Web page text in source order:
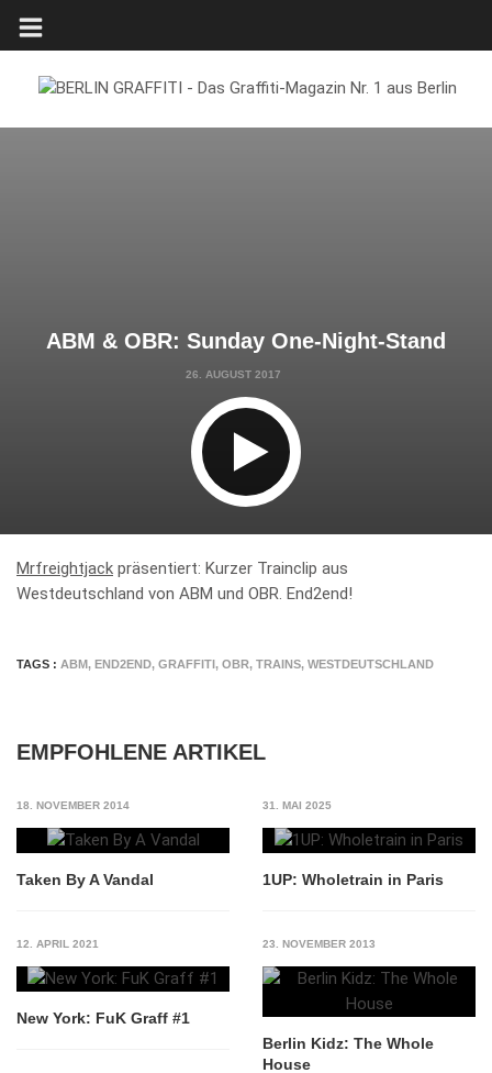
ABM & OBR: Sunday One-Night-Stand
26. AUGUST 2017
Mrfreightjack präsentiert: Kurzer Trainclip aus
Westdeutschland von ABM und OBR. End2end!
TAGS : ABM, END2END, GRAFFITI, OBR, TRAINS, WESTDEUTSCHLAND
EMPFOHLENE ARTIKEL
18. NOVEMBER 2014
Taken By A Vandal
31. MAI 2025
1UP: Wholetrain in Paris
12. APRIL 2021
New York: FuK Graff #1
23. NOVEMBER 2013
Berlin Kidz: The Whole
House